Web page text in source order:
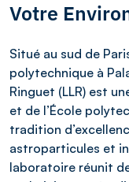
Votre
Situé au sud de
polytechnique à
Ringuet (LLR) est
et de l’École
tradition
astroparticules et
laboratoire réunit